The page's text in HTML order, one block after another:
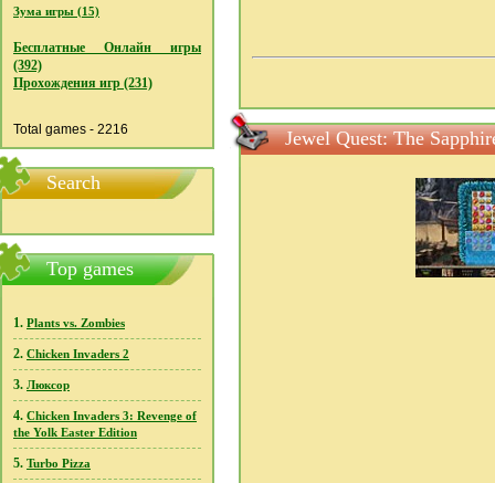
Зума игры (15)
Бесплатные Онлайн игры
(392)
Прохождения игр (231)
Total games - 2216
Search
Top games
1. Plants vs. Zombies
2. Chicken Invaders 2
3. Люксор
4. Chicken Invaders 3: Revenge of
the Yolk Easter Edition
5. Turbo Pizza
Jewel Quest: The